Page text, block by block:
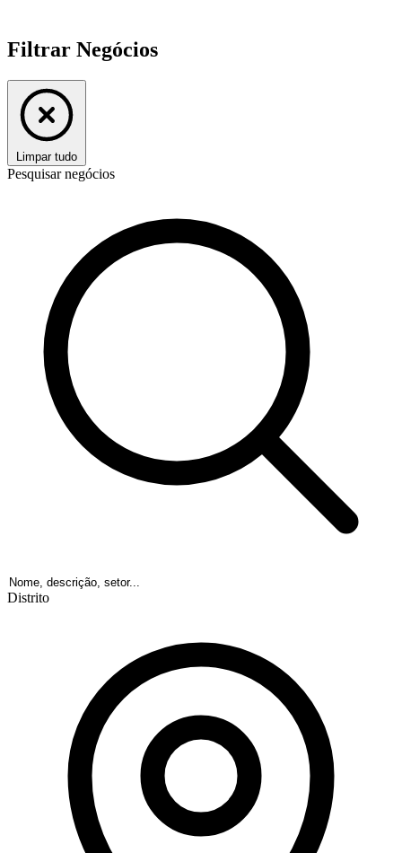
Filtrar Negócios
Limpar tudo
Pesquisar negócios
Distrito